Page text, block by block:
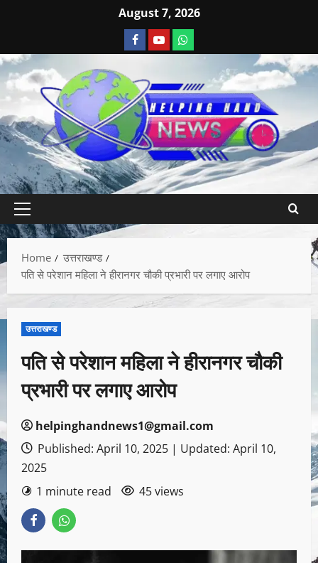
August 7, 2026
Home
उत्तराखण्ड
पति से परेशान महिला ने हीरानगर चौकी प्रभारी पर लगाए आरोप
उत्तराखण्ड
पति से परेशान महिला ने हीरानगर चौकी
प्रभारी पर लगाए आरोप
helpinghandnews1@gmail.com
Published: April 10, 2025 | Updated: April 10,
2025
1 minute read
45 views